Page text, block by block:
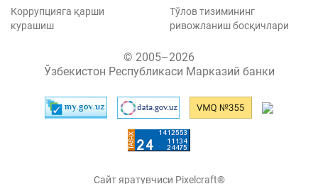
Коррупцияга қарши
курашиш
Тўлов тизимининг
ривожланиш босқичлари
© 2005–2026
Ўзбекистон Республикаси Марказий банки
Сайт яратувчиси Pixelcraft®